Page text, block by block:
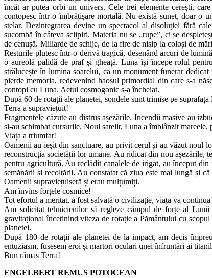
încât ar putea orbi un univers. Cele trei elemente cerești,
contopesc într-o îmbrățișare mortală. Nu există sunet, doar o
stelar. Dezintegrarea devine un spectacol al disoluției fără
sucombă în câteva sclipiri. Materia nu se „rupe”, ci se
de cenușă. Miliarde de schije, de la fire de nisip la coloși de
Resturile plutesc într-o derivă tragică, desenând arcuri de
o aureolă palidă de praf și gheață. Luna își începe rolul
strălucește în lumina soarelui, ca un monument funerar
pierde memoria, redevenind haosul primordial din care s-a
contopi cu Luna. Actul cosmogonic s-a încheiat.
După 60 de rotații ale planetei, sondele sunt trimise pe
Terra a supraviețuit!
Fragmentele căzute au distrus așezările. Incendii masive au
și-au schimbat cursurile. Noul satelit, Luna a îmblânzit
Viața a triumfat!
Oamenii au ieșit din sanctuare, au privit cerul și au văzut noul
reconstrucția societății lor umane. Au ridicat din nou așezările,
pentru agricultură. Au reclădit canalele de irigat, au început
semănării și recoltării. Au constatat că ziua este mai lungă și
Oamenii supraviețuiseră și erau mulțumiți.
Am învins forțele cosmice!
Tot efortul a meritat, a fost salvată o civilizație, viața va continua
Am solicitat tehnicienilor să regleze câmpul de forțe al
gravitațional încetinind viteza de rotație a Pământului cu
planetei.
După 180 de rotații ale planetei de la impact, am decis
entuziasm, fusesem eroi și martori oculari unei înfruntări ai
Bun rămas Terra!
ENGELBERT REMUS POTOCEAN